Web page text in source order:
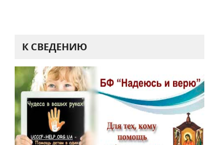
К СВЕДЕНИЮ